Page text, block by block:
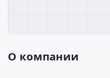
О компании